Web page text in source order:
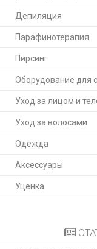
Депиляция
Парафинотерапия
Пирсинг
Оборудование для
Уход за лицом и
Уход за волосами
Одежда
Аксессуары
Уценка